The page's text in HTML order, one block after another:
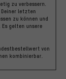
zu verbessern.
Deiner letzten
zu können und
Es gelten unsere
von
kombinierbar.